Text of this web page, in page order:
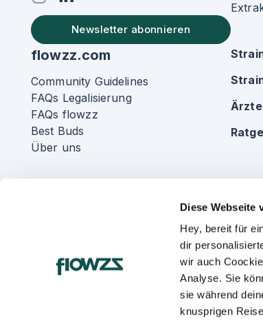
Diese Webseite
Hey, bereit für
dir
wir auch
Analyse. Sie
sie während
knusprigen
Newsletter abonnieren
flowzz.com
Community Guidelines
FAQs Legalisierung
FAQs flowzz
Best Buds
Über uns
Ärzte